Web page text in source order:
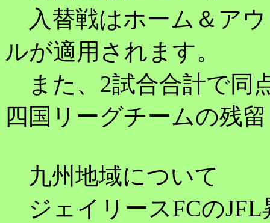
入替戦はホーム＆ア
ルが適用されます。
また、2試合合計で同
四国リーグチームの残
九州地域について
ジェイリースFCのJFL